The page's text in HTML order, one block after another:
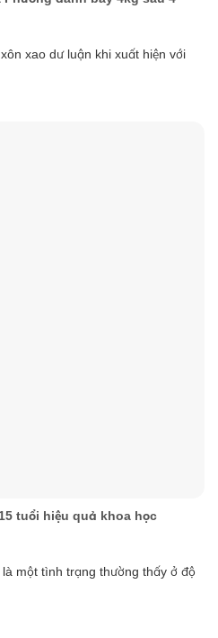
xao dư luận khi xuất hiện với
tuổi hiệu quả khoa học
một tình trạng thường thấy ở độ